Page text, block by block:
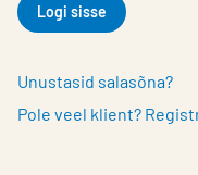
Logi sisse
Unustasid salasõna?
Pole veel klient?